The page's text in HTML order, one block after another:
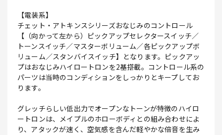
【電装系】
チェット・アトキンスシリーズおなじみのコントロール
【（向かって左から）ピックアップセレクタースイッチ／
トーンスイッチ／マスターボリューム／各ピックアップボ
リューム／スタンバイスイッチ】となります。ピックアッ
プはおなじみハイロートロンを2基搭載。コントロール系の
パーツは当時のコンディションをしっかりとキープしてお
ります。
グレッチらしい低出力でオープンなトーンが特徴のハイロ
ートロンは、メイプルのホローボディとの組み合わせによ
り、アタックが速く、空気感を含んだ軽やかな倍音を生み